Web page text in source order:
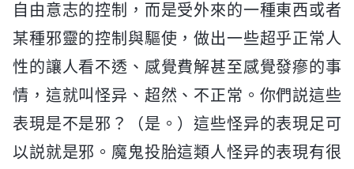
自由意志的控制，而是受外來的一種東西或者
某種邪靈的控制與驅使，做出一些超乎正常人
性的讓人看不透、感覺費解甚至感覺發瘮的事
情，這就叫怪异、超然、不正常。你們説這些
表現是不是邪？（是。）這些怪异的表現足可
以説就是邪。魔鬼投胎這類人怪异的表現有很